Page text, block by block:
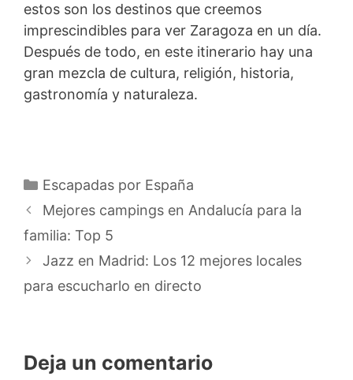
estos son los destinos que creemos
imprescindibles para ver Zaragoza en un día.
Después de todo, en este itinerario hay una
gran mezcla de cultura, religión, historia,
gastronomía y naturaleza.
Categorías
Escapadas por España
Mejores campings en Andalucía para la
familia: Top 5
Jazz en Madrid: Los 12 mejores locales
para escucharlo en directo
Deja un comentario